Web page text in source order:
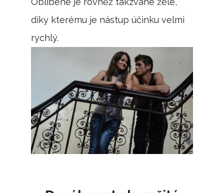
díky kterému je nástup účinku velmi
rychlý.